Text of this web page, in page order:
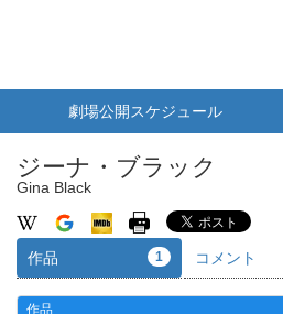
劇場公開スケジュール
ジーナ・ブラック
Gina Black
作品 1 コメント
作品